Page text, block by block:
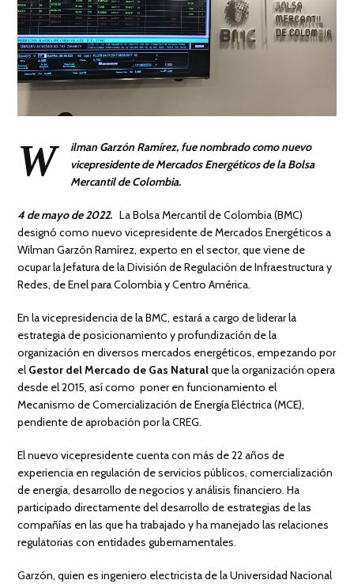
W
ilman Garzón Ramírez, fue nombrado como nuevo
vicepresidente de Mercados Energéticos de la Bolsa
Mercantil de Colombia.
4 de mayo de 2022. La Bolsa Mercantil de Colombia (BMC)
designó como nuevo vicepresidente de Mercados Energéticos a
Wilman Garzón Ramírez, experto en el sector, que viene de
ocupar la Jefatura de la División de Regulación de Infraestructura y
Redes, de Enel para Colombia y Centro América.
En la vicepresidencia de la BMC, estará a cargo de liderar la
estrategia de posicionamiento y profundización de la
organización en diversos mercados energéticos, empezando por
el Gestor del Mercado de Gas Naturalque la organización opera
desde el 2015, así como poner en funcionamiento el
Mecanismo de Comercialización de Energía Eléctrica (MCE),
pendiente de aprobación por la CREG.
El nuevo vicepresidente cuenta con más de 22 años de
experiencia en regulación de servicios públicos, comercialización
de energía, desarrollo de negocios y análisis financiero. Ha
participado directamente del desarrollo de estrategias de las
compañías en las que ha trabajado y ha manejado las relaciones
regulatorias con entidades gubernamentales.
Garzón, quien es ingeniero electricista de la Universidad Nacional